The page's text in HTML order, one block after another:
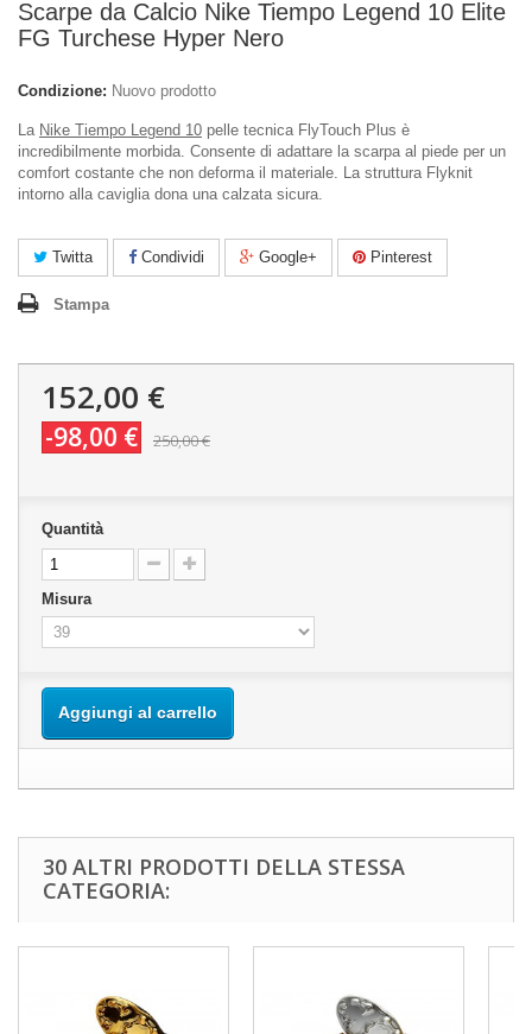
Scarpe da Calcio Nike Tiempo Legend 10 Elite
FG Turchese Hyper Nero
Condizione: Nuovo prodotto
La Nike Tiempo Legend 10 pelle tecnica FlyTouch Plus è
incredibilmente morbida. Consente di adattare la scarpa al piede per un
comfort costante che non deforma il materiale. La struttura Flyknit
intorno alla caviglia dona una calzata sicura.
Twitta Condividi Google+ Pinterest
Stampa
152,00 €
-98,00 € 250,00 €
Quantità
Misura
Aggiungi al carrello
30 ALTRI PRODOTTI DELLA STESSA
CATEGORIA: